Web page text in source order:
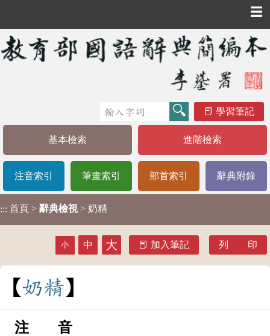
☰
學習筆記
基本檢索 進階檢索
注音索引 筆畫索引 部首索引 辭典附錄
::: 首頁 > 辭典檢視 > 奶精
小 中 大 加入筆記 列 印
奶精
注 音